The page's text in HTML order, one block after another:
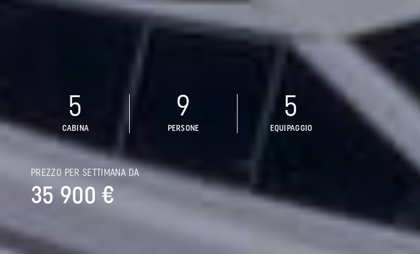
5
CABINA
9
PERSONE
5
EQUIPAGGIO
PREZZO PER SETTIMANA DA
35 900 €